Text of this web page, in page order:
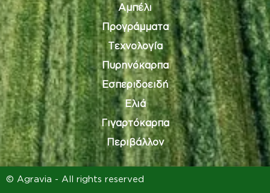
Αμπέλι
Προγράμματα
Τεχνολογία
Πυρηνόκαρπα
Εσπεριδοειδή
Ελιά
Γιγαρτόκαρπα
Περιβάλλον
© Agravia - All rights reserved